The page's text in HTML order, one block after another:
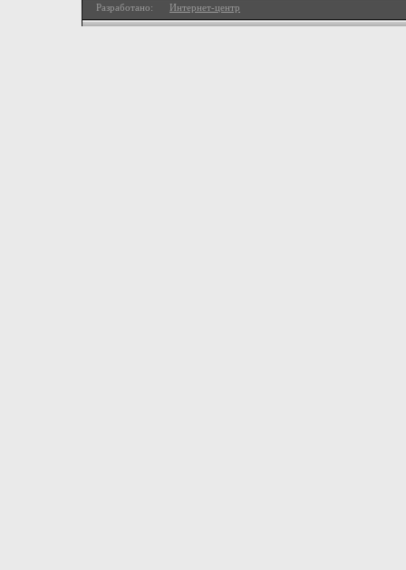
Разработано: Интернет-центр